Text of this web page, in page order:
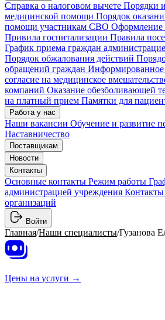
Справка о налоговом вычете Порядки
медицинской помощи Порядок
помощи участникам СВО Оформление
Привила госпитализации Правила
График приема граждан
Порядок обжалования действий
обращений граждан Информированное
согласие на медицинское
компаний Оказание обезболивающей
на платный прием Памятки для
Работа у нас
Наши вакансии Обучение и развитие
Наставничество
Поставщикам
Новости
Контакты
Основные контакты Режим работы
администрацией учреждения
организаций
Войти
Главная/Наши специалисты/Гузанова
Цены на услуги →